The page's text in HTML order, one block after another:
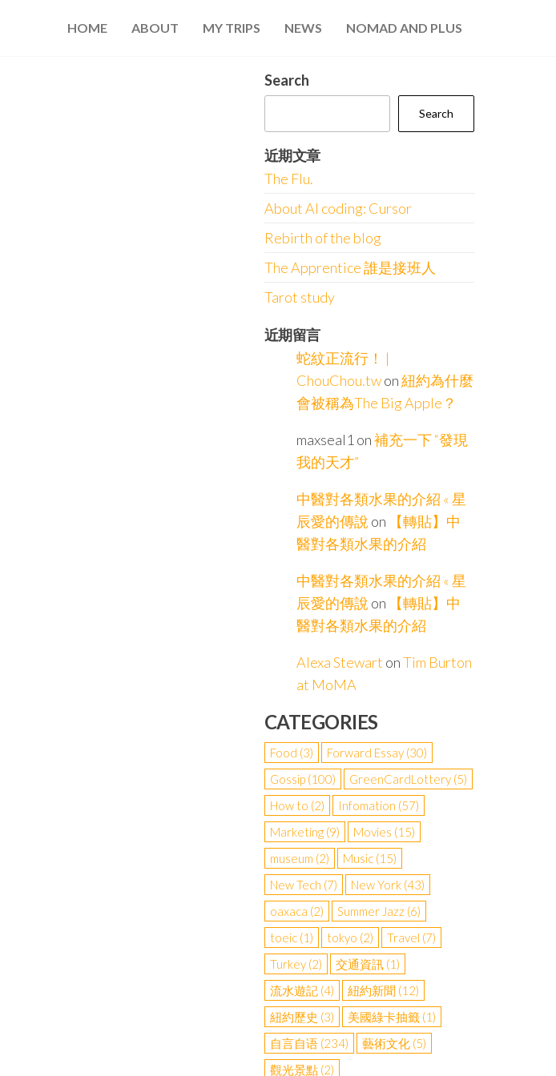
HOME ABOUT MY TRIPS NEWS NOMAD AND PLUS
Search
Search
近期文章
The Flu.
About AI coding: Cursor
Rebirth of the blog
The Apprentice 誰是接班人
Tarot study
近期留言
蛇紋正流行！ |
ChouChou.twon紐約為什麼
會被稱為The Big Apple？
maxseal1 on補充一下 “發現
我的天才”
中醫對各類水果的介紹 « 星
辰愛的傳說 on
【轉貼】中
醫對各類水果的介紹
中醫對各類水果的介紹 « 星
辰愛的傳說 on
【轉貼】中
醫對各類水果的介紹
Alexa Stewart onTim Burton
at MoMA
CATEGORIES
Food (3) Forward Essay(30)
Gossip(100) GreenCardLottery(5)
How to (2) Infomation (57)
Marketing(9) Movies (15)
museum (2) Music(15)
New Tech (7) New York(43)
oaxaca (2) Summer Jazz(6)
toeic(1) tokyo (2) Travel (7)
Turkey(2) 交通資訊(1)
流水遊記(4) 紐約新聞(12)
紐約歷史 (3) 美國綠卡抽籤(1)
自言自语(234) 藝術文化(5)
觀光景點(2)